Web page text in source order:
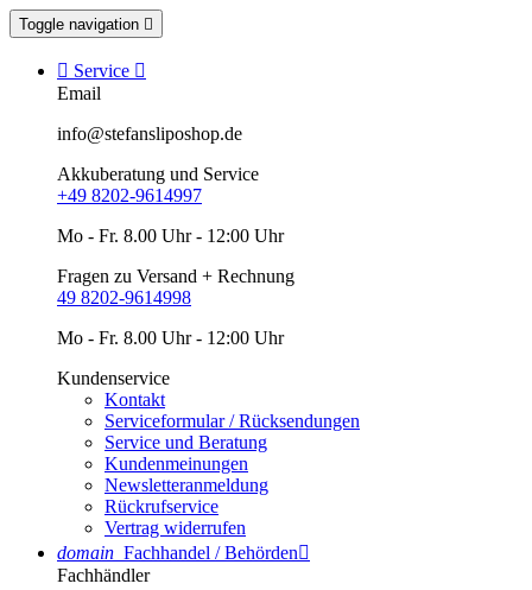
Toggle navigation 
 Service 
Email
info@stefansliposhop.de
Akkuberatung und Service
+49 8202-9614997
Mo - Fr. 8.00 Uhr - 12:00 Uhr
Fragen zu Versand + Rechnung
49 8202-9614998
Mo - Fr. 8.00 Uhr - 12:00 Uhr
Kundenservice
Kontakt
Serviceformular / Rücksendungen
Service und Beratung
Kundenmeinungen
Newsletteranmeldung
Rückrufservice
Vertrag widerrufen
domain Fachhandel / Behörden
Fachhändler